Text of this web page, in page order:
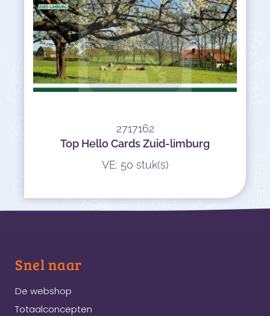
2717162
Top Hello Cards Zuid-limburg
VE: 50 stuk(s)
Snel naar
De webshop
Totaalconcepten